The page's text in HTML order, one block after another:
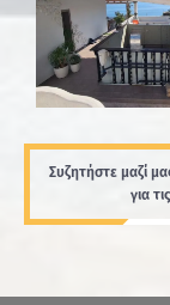
Συζητήστε μαζί
για